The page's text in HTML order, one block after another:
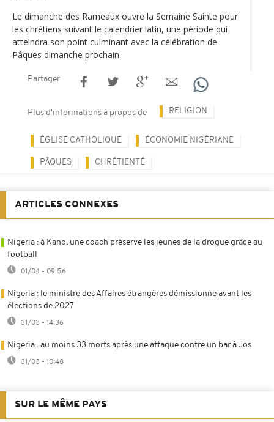
Le dimanche des Rameaux ouvre la Semaine Sainte pour
les chrétiens suivant le calendrier latin, une période qui
atteindra son point culminant avec la célébration de
Pâques dimanche prochain.
Partager
Plus d'informations à propos de RELIGION
ÉGLISE CATHOLIQUE ÉCONOMIE NIGÉRIANE
PÂQUES CHRÉTIENTÉ
ARTICLES CONNEXES
Nigeria : à Kano, une coach préserve les jeunes de la drogue grâce au
football
01/04 - 09:56
Nigeria : le ministre des Affaires étrangères démissionne avant les
élections de 2027
31/03 - 14:36
Nigeria : au moins 33 morts après une attaque contre un bar à Jos
31/03 - 10:48
SUR LE MÊME PAYS